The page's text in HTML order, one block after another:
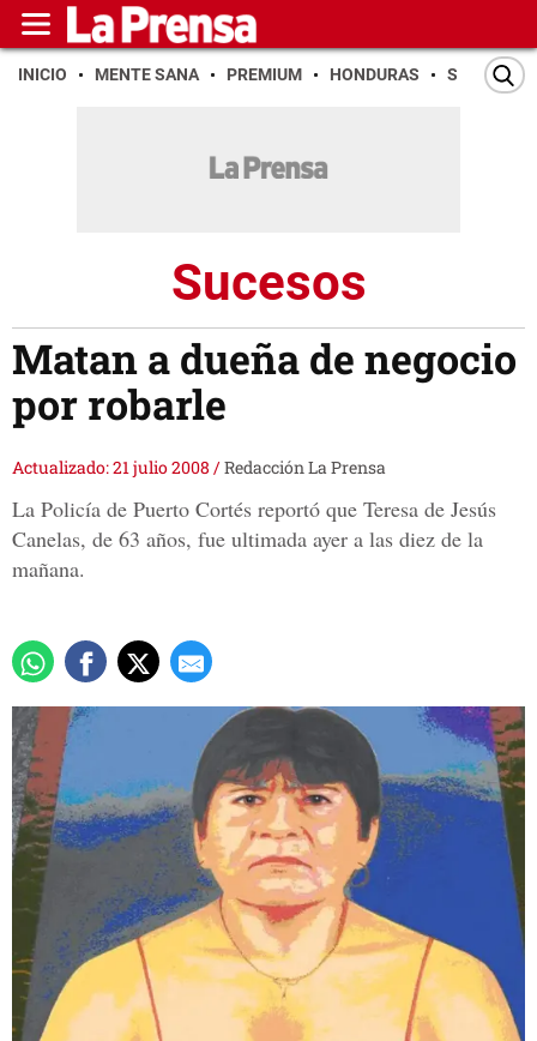
INICIO MENTE SANA PREMIUM HONDURAS SAN PEDRO
Sucesos
Matan a dueña de negocio
por robarle
Actualizado: 21 julio 2008 /Redacción La Prensa
La Policía de Puerto Cortés reportó que Teresa de Jesús
Canelas, de 63 años, fue ultimada ayer a las diez de la
mañana.